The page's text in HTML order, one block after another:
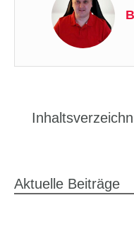
Aktuelle Beiträge